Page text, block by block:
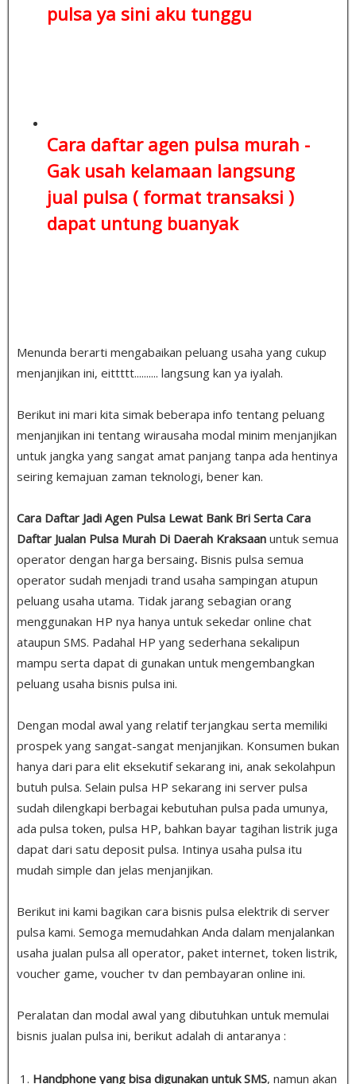
pulsa ya sini aku tunggu
Cara daftar agen pulsa murah -
Gak usah kelamaan langsung
jual pulsa ( format transaksi )
dapat untung buanyak
Menunda berarti mengabaikan peluang usaha yang cukup
menjanjikan ini, eittttt.......... langsung kan ya iyalah.
Berikut ini mari kita simak beberapa info tentang peluang
menjanjikan ini tentang wirausaha modal minim menjanjikan
untuk jangka yang sangat amat panjang tanpa ada hentinya
seiring kemajuan zaman teknologi, bener kan.
Cara Daftar Jadi Agen Pulsa Lewat Bank Bri Serta Cara
Daftar Jualan Pulsa Murah Di Daerah Kraksaan untuk semua
operator dengan harga bersaing. Bisnis pulsa semua
operator sudah menjadi trand usaha sampingan atupun
peluang usaha utama. Tidak jarang sebagian orang
menggunakan HP nya hanya untuk sekedar online chat
ataupun SMS. Padahal HP yang sederhana sekalipun
mampu serta dapat di gunakan untuk mengembangkan
peluang usaha bisnis pulsa ini.
Dengan modal awal yang relatif terjangkau serta memiliki
prospek yang sangat-sangat menjanjikan. Konsumen bukan
hanya dari para elit eksekutif sekarang ini, anak sekolahpun
butuh pulsa. Selain pulsa HP sekarang ini server pulsa
sudah dilengkapi berbagai kebutuhan pulsa pada umunya,
ada pulsa token, pulsa HP, bahkan bayar tagihan listrik juga
dapat dari satu deposit pulsa. Intinya usaha pulsa itu
mudah simple dan jelas menjanjikan.
Berikut ini kami bagikan cara bisnis pulsa elektrik di server
pulsa kami. Semoga memudahkan Anda dalam menjalankan
usaha jualan pulsa all operator, paket internet, token listrik,
voucher game, voucher tv dan pembayaran online ini.
Peralatan dan modal awal yang dibutuhkan untuk memulai
bisnis jualan pulsa ini, berikut adalah di antaranya :
Handphone yang bisa digunakan untuk SMS, namun akan